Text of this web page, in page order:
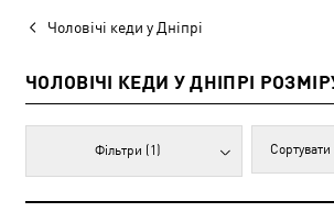
Чоловічі кеди у Дніпрі
ЧОЛОВІЧІ КЕДИ У ДНІПРІ
Фільтри (1)